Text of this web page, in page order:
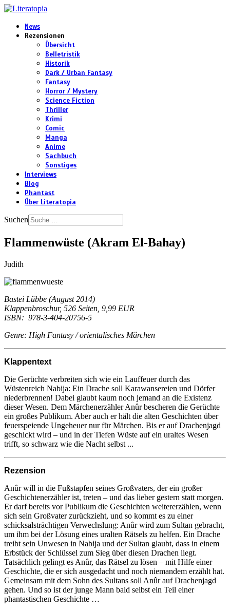
News
Rezensionen
Übersicht
Belletristik
Historik
Dark / Urban Fantasy
Fantasy
Horror / Mystery
Science Fiction
Thriller
Krimi
Comic
Manga
Anime
Sachbuch
Sonstiges
Interviews
Blog
Phantast
Über Literatopia
Suchen
Flammenwüste (Akram El-Bahay)
Judith
Bastei Lübbe (August 2014)
Klappenbroschur, 526 Seiten, 9,99 EUR
ISBN: 978-3-404-20756-5
Genre: High Fantasy / orientalisches Märchen
Klappentext
Die Gerüchte verbreiten sich wie ein Lauffeuer durch das
Wüstenreich Nabija: Ein Drache soll Karawansereien und Dörfer
niederbrennen! Dabei glaubt kaum noch jemand an die Existenz
dieser Wesen. Dem Märchenerzähler Anûr bescheren die Gerüchte
ein großes Publikum. Aber auch er hält die alten Geschichten über
feuerspeiende Ungeheuer nur für Märchen. Bis er auf Drachenjagd
geschickt wird – und in der Tiefen Wüste auf ein uraltes Wesen
trifft, so schwarz wie die Nacht selbst ...
Rezension
Anûr will in die Fußstapfen seines Großvaters, der ein großer
Geschichtenerzähler ist, treten – und das lieber gestern statt morgen.
Er darf bereits vor Publikum die Geschichten weitererzählen, wenn
sich sein Großvater zurückzieht, und so kommt es zu einer
schicksalsträchtigen Verwechslung: Anûr wird zum Sultan gebracht,
um ihm bei der Lösung eines uralten Rätsels zu helfen. Ein Drache
treibt sein Unwesen in Nabija und der Sultan glaubt, dass in einem
Erbstück der Schlüssel zum Sieg über diesen Drachen liegt.
Tatsächlich gelingt es Anûr, das Rätsel zu lösen – mit Hilfe einer
Geschichte, die er sich ausgedacht und noch niemandem erzählt hat.
Gemeinsam mit dem Sohn des Sultans soll Anûr auf Drachenjagd
gehen. Und so ist der junge Mann bald selbst ein Teil einer
phantastischen Geschichte …